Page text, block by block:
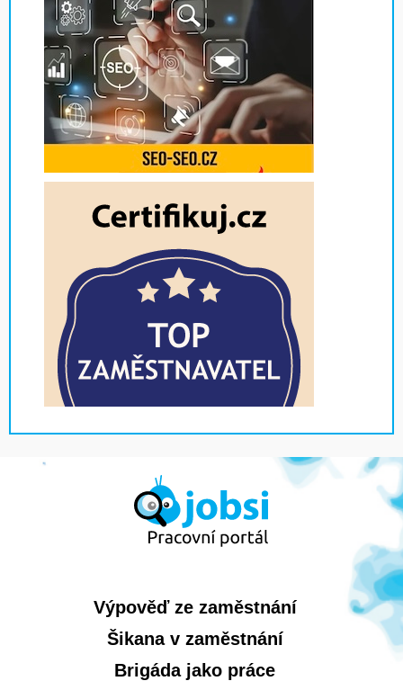
Výpověď ze zaměstnání
Šikana v zaměstnání
Brigáda jako práce